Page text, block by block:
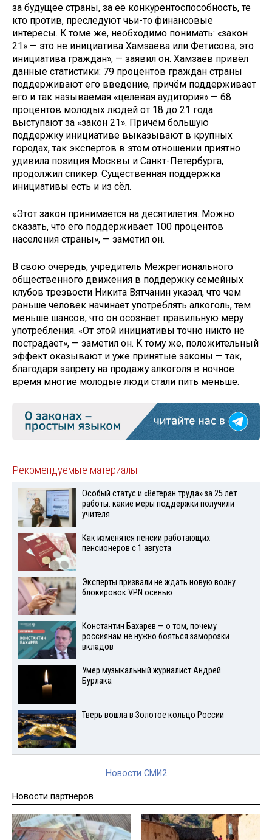
за будущее страны, за её конкурентоспособность, те
кто против, преследуют чьи-то финансовые
интересы. К томе же, необходимо понимать: «закон
21» — это не инициатива Хамзаева или Фетисова, это
инициатива граждан», — заявил он. Хамзаев привёл
данные статистики: 79 процентов граждан страны
поддерживают его введение, причём поддерживает
его и так называемая «целевая аудитория» — 68
процентов молодых людей от 18 до 21 года
выступают за «закон 21». Причём большую
поддержку инициативе выказывают в крупных
городах, так экспертов в этом отношении приятно
удивила позиция Москвы и Санкт-Петербурга,
продолжил спикер. Существенная поддержка
инициативы есть и из сёл.
«Этот закон принимается на десятилетия. Можно
сказать, что его поддерживает 100 процентов
населения страны», — заметил он.
В свою очередь, учредитель Межрегионального
общественного движения в поддержку семейных
клубов трезвости Никита Вятчанин указал, что чем
раньше человек начинает употреблять алкоголь, тем
меньше шансов, что он осознает правильную меру
употребления. «От этой инициативы точно никто не
пострадает», — заметил он. К тому же, положительный
эффект оказывают и уже принятые законы — так,
благодаря запрету на продажу алкоголя в ночное
время многие молодые люди стали пить меньше.
Рекомендуемые материалы
Особый статус и «Ветеран труда» за 25 лет
работы: какие меры поддержки получили
учителя
Как изменятся пенсии работающих
пенсионеров с 1 августа
Эксперты призвали не ждать новую волну
блокировок VPN осенью
Константин Бахарев — о том, почему
россиянам не нужно бояться заморозки
вкладов
Умер музыкальный журналист Андрей
Бурлака
Тверь вошла в Золотое кольцо России
Новости СМИ2
Новости партнеров